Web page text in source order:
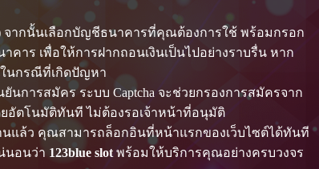
ากนั้นเลือกบัญชีธนาคารที่คุณต้องการใช้ พร้อมกรอก
ร เพื่อให้การฝากถอนเงินเป็นไปอย่างราบรื่น หาก
ในกรณีที่เกิดปัญหา
การสมัคร ระบบ Captcha จะช่วยกรองการสมัครจาก
อัตโนมัติทันที ไม่ต้องรอเจ้าหน้าที่อนุมัติ
านแล้ว คุณสามารถล็อกอินที่หน้าแรกของเว็บไซต์ได้ทันที
นอนว่า 123blue slot พร้อมให้บริการคุณอย่างครบวงจร